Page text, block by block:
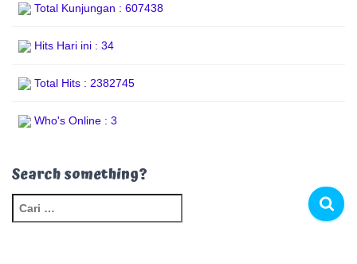
Total Kunjungan : 607438
Hits Hari ini : 34
Total Hits : 2382745
Who's Online : 3
Search something?
a